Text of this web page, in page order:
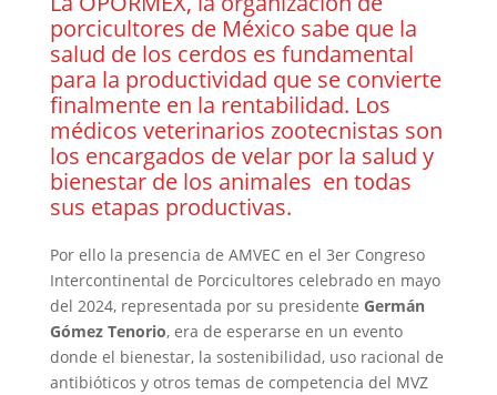
porcicultores de México sabe que la
salud de los cerdos es fundamental
para la productividad que se convierte
finalmente en la rentabilidad. Los
médicos veterinarios zootecnistas son
los encargados de velar por la salud y
bienestar de los animales en todas
sus etapas productivas.
Por ello la presencia de AMVEC en el 3er Congreso
Intercontinental de Porcicultores celebrado en mayo
del 2024, representada por su presidente Germán
Gómez Tenorio, era de esperarse en un evento
donde el bienestar, la sostenibilidad, uso racional de
antibióticos y otros temas de competencia del MVZ